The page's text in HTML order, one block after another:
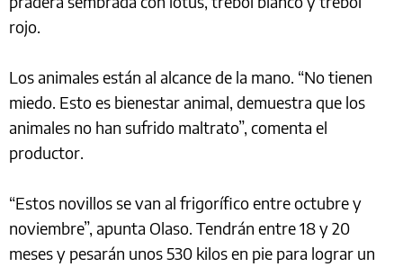
rojo.
Los animales están al alcance de la mano. “No tienen
miedo. Esto es bienestar animal, demuestra que los
animales no han sufrido maltrato”, comenta el
productor.
“Estos novillos se van al frigorífico entre octubre y
noviembre”, apunta Olaso. Tendrán entre 18 y 20
meses y pesarán unos 530 kilos en pie para lograr un